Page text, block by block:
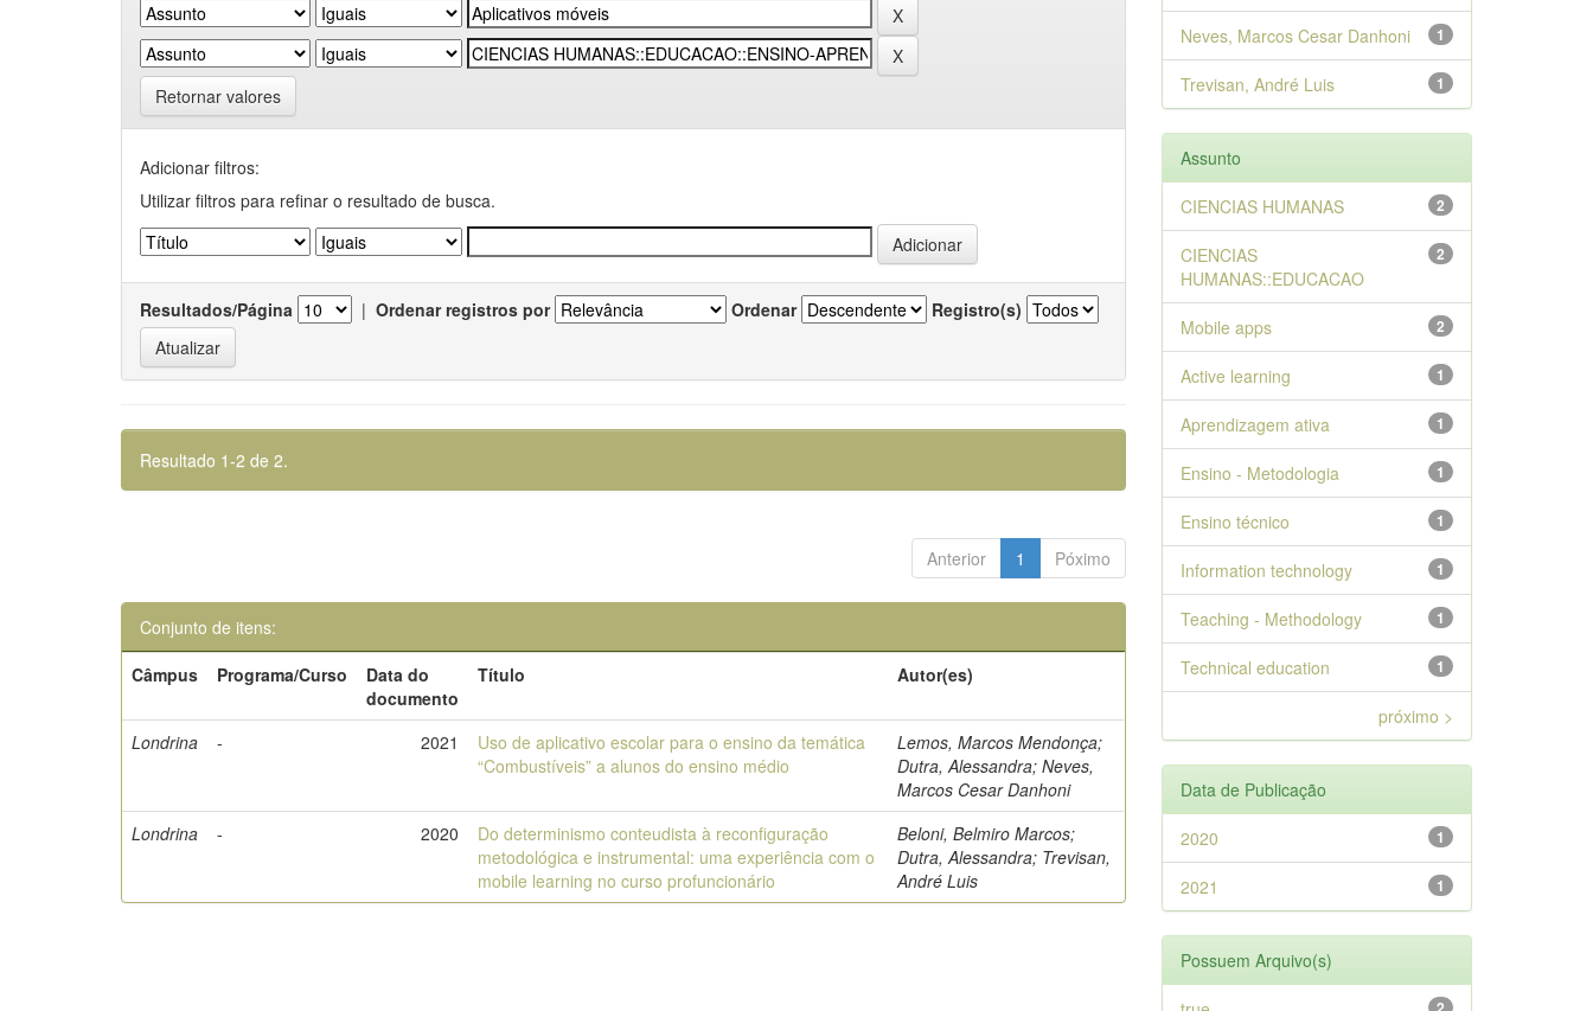
Retornar valores
Adicionar filtros:
Utilizar filtros para refinar o resultado de busca.
Resultados/Página | Ordenar registros por Ordenar Registro(s)
Resultado 1-2 de 2.
Anterior 1 Póximo
Conjunto de itens:
Câmpus
Programa/Curso
Data do
documento
Título Autor(es)
Londrina - 2021
Uso de aplicativo escolar para o ensino da temática
“Combustíveis” a alunos do ensino médio
Lemos, Marcos Mendonça;
Dutra, Alessandra; Neves,
Marcos Cesar Danhoni
Londrina
- 2020
Do determinismo conteudista à reconfiguração
metodológica e instrumental: uma experiência com o
mobile learning no curso profuncionário
Beloni, Belmiro Marcos;
Dutra, Alessandra; Trevisan,
André Luis
1
Neves, Marcos Cesar Danhoni
1
Trevisan, André Luis
Assunto
2
CIENCIAS HUMANAS
2
CIENCIAS
HUMANAS::EDUCACAO
2
Mobile apps
1
Active learning
1
Aprendizagem ativa
1
Ensino - Metodologia
1
Ensino técnico
1
Information technology
1
Teaching - Methodology
1
Technical education
próximo >
Data de Publicação
1
2020
1
2021
Possuem Arquivo(s)